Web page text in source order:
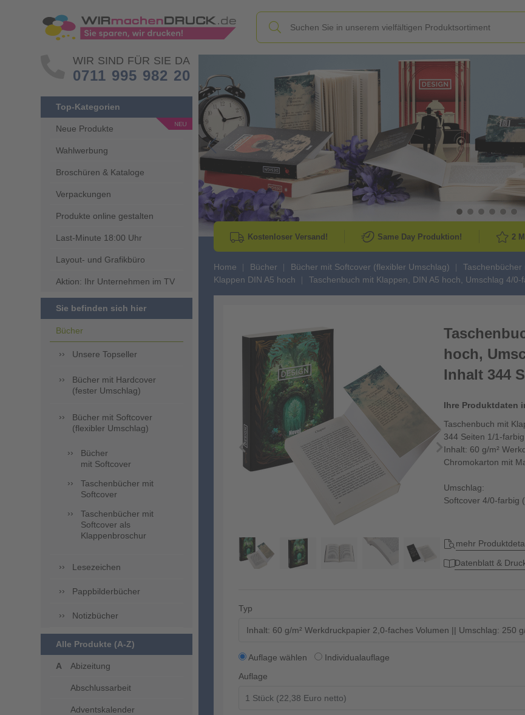
WIR SIND FÜR SIE DA
0711 995 982 20
Top-Kategorien
Neue Produkte
Wahlwerbung
Broschüren & Kataloge
Verpackungen
Produkte online gestalten
Last-Minute 18:00 Uhr
Layout- und Grafikbüro
Aktion: Ihr Unternehmen im TV
Sie befinden sich hier
Bücher
Unsere Topseller
Bücher mit Hardcover
(fester Umschlag)
Bücher mit Softcover
(flexibler Umschlag)
Bücher
mit Softcover
Taschenbücher mit
Softcover
Taschenbücher mit
Softcover als
Klappenbroschur
Lesezeichen
Pappbilderbücher
Notizbücher
Alle Produkte (A-Z)
Abizeitung
Abschlussarbeit
Adventskalender
Go to Previous Slide
Kostenloser Versand! Same Day Produktion! 2
Home Bücher Bücher mit Softcover (flexibler Umschlag)
Klappen DIN A5 hoch
Taschenbuch mit Klappen, DIN A5 hoch, Umschlag 4/
hoch,
Inhalt 344
Ihre Produktdaten
Taschenbuch mit
344 Seiten 1/1-
Inhalt: 60 g/m²
Chromokarton mit
Umschlag:
Softcover 4/0-farbig
mehr
Datenblatt &
Typ
Inhalt: 60 g/m² Werkdruckpapier 2,0-faches Volumen || Umschlag: 250
Auflage wählen
Individualauflage
Auflage